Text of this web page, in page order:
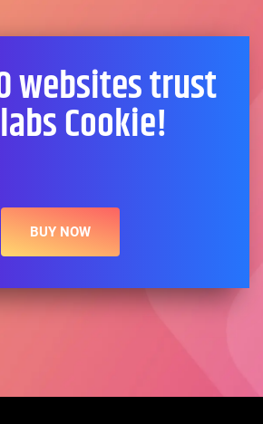
websites trust
Cookie!
BUY NOW